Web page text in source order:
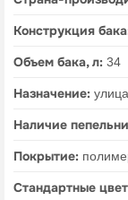
Конструкция
Объем бака, л: 34
Назначение: улица
Наличие
Покрытие:
Стандартные